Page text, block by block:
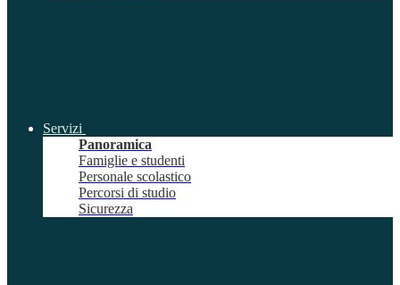
Servizi
Panoramica
Famiglie e studenti
Personale scolastico
Percorsi di studio
Sicurezza